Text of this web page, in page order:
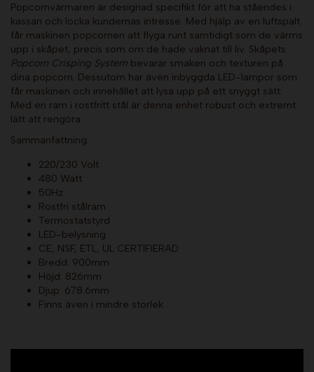
Popcornvärmaren är designad specifikt för att ha ståendes i
kassan och locka kundernas intresse. Med hjälp av en luftspalt
får maskinen popcornen att flyga runt samtidigt som de värms
upp i skåpet, precis som om de hade vaknat till liv. Skåpets
Popcorn Crisping System bevarar smaken och texturen på
dina popcorn. Dessutom har även inbyggda LED-lampor som
får maskinen och innehållet att lysa upp på ett snyggt sätt.
Med en ram i rostfritt stål är denna enhet robust och extremt
lätt att rengöra.
Sammanfattning:
220/230 Volt
480 Watt
50Hz
Rostfri stålram
Termostatstyrd
LED-belysning
CE, NSF, ETL, UL CERTIFIERAD
Bredd: 900mm
Höjd: 826mm
Djup: 678.6mm
Finns även i mindre storlek